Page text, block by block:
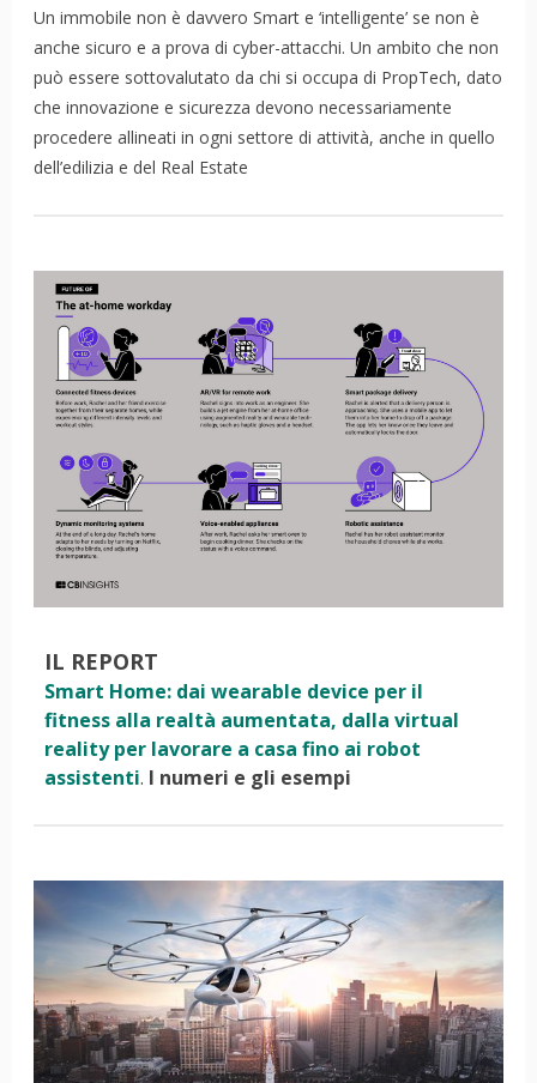
Un immobile non è davvero Smart e ‘intelligente’ se non è
anche sicuro e a prova di cyber-attacchi. Un ambito che non
può essere sottovalutato da chi si occupa di PropTech, dato
che innovazione e sicurezza devono necessariamente
procedere allineati in ogni settore di attività, anche in quello
dell’edilizia e del Real Estate
IL REPORT
Smart Home: dai wearable device per il
fitness alla realtà aumentata, dalla virtual
reality per lavorare a casa fino ai robot
assistenti. I numeri e gli esempi